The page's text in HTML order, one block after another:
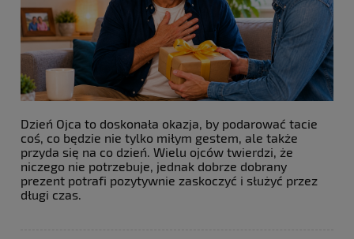
Dzień Ojca to doskonała okazja, by podarować tacie
coś, co będzie nie tylko miłym gestem, ale także
przyda się na co dzień. Wielu ojców twierdzi, że
niczego nie potrzebuje, jednak dobrze dobrany
prezent potrafi pozytywnie zaskoczyć i służyć przez
długi czas.